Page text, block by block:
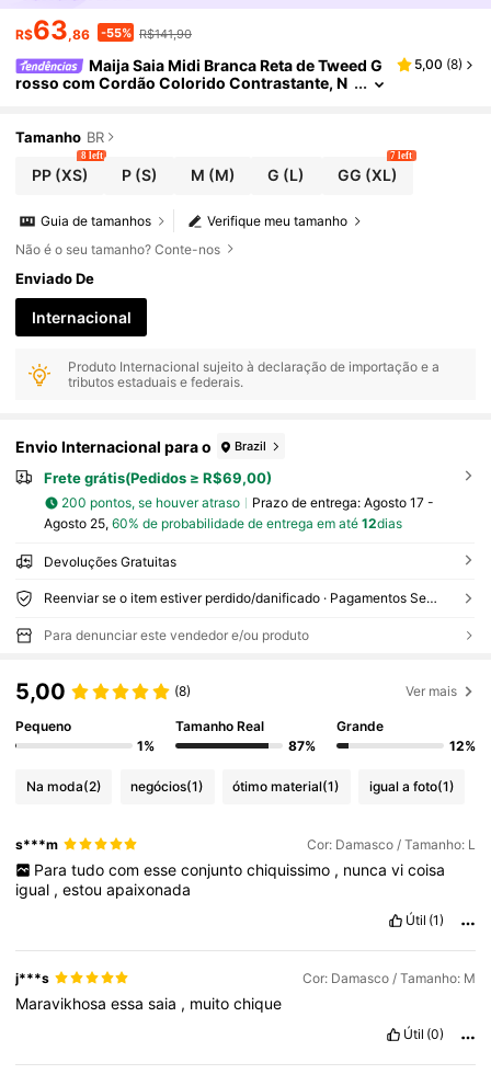
R$63,86 -55% R$141,90
Maija Saia Midi Branca Reta de Tweed G
rosso com Cordão Colorido Contrastante, N
5,00 (8)
Tamanho BR
PP(XS)
8 left
P(S) M (M) G (L) GG (XL)
7 left
Verifique meu tamanho
Guia de tamanhos
Não é o seu tamanho? Conte-nos
Enviado De
Internacional
Produto Internacional sujeito à declaração de importação e a
tributos estaduais e federais.
Envio Internacional para o Brazil
Frete grátis(Pedidos ≥ R$69,00)
200 pontos, se houver atraso Prazo de entrega: Agosto 17 -
Agosto 25, 60% de probabilidade de entrega em até 12dias
Devoluções Gratuitas
Reenviar se o item estiver perdido/danificado · Pagamentos Seguros · Proteção de privacidade
Para denunciar este vendedor e/ou produto
5,00 (8) Ver mais
Pequeno
1%
Tamanho Real
87%
Grande
12%
Na moda(2) negócios(1) ótimo material(1) igual a foto(1)
s***m Cor: Damasco / Tamanho: L
Para tudo com esse conjunto chiquissimo , nunca vi coisa
igual ,estouapaixonada
Útil (1)
j***s Cor: Damasco / Tamanho: M
Maravikhosaessasaia , muitochique
Útil (0)